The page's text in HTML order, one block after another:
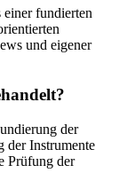
fundierten
und eigener
der
der Instrumente
Prüfung der